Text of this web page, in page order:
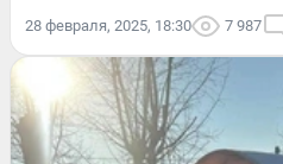
28 февраля, 2025, 18:30 7 987